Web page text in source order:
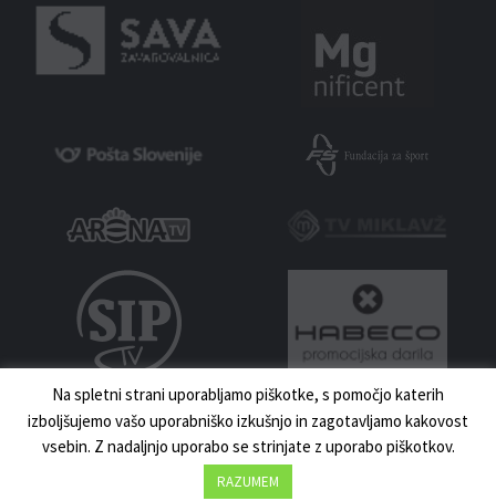
MNZ MARIBOR 2023 | VSE PRAVICE PRIDRŽANE | IZDELAVA:UKI.SI
NOVICE
Na spletni strani uporabljamo piškotke, s pomočjo katerih
izboljšujemo vašo uporabniško izkušnjo in zagotavljamo kakovost
vsebin. Z nadaljnjo uporabo se strinjate z uporabo piškotkov.
RAZUMEM